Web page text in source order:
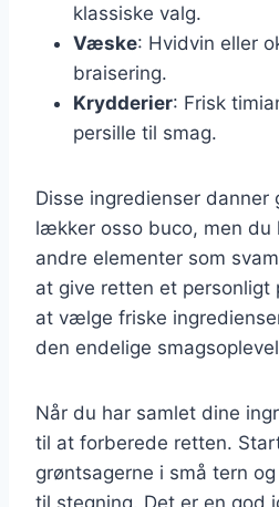
klassiske valg.
Væske: Hvidvin eller
braisering.
Krydderier: Frisk
persille til smag.
Disse ingredienser danner
lækker osso buco, men du
andre elementer som
at give retten et
at vælge friske
den endelige
Når du har samlet dine
til at forberede retten.
grøntsagerne i små tern
til stegning. Det er en god